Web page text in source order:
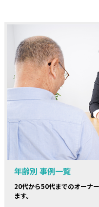
年齢別 事例一覧
20代から50代までのオーナ
ます。